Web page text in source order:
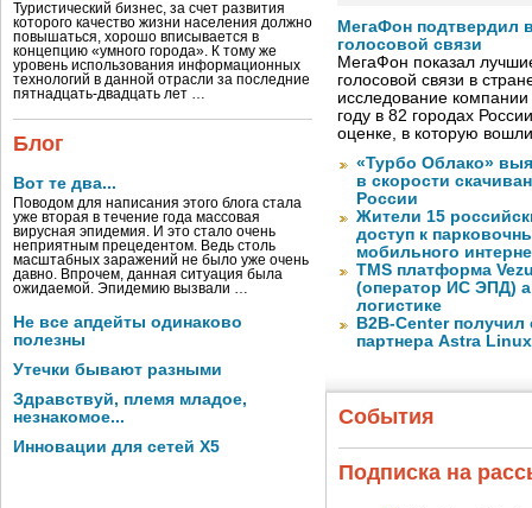
Туристический бизнес, за счет развития
которого качество жизни населения должно
повышаться, хорошо вписывается в
концепцию «умного города». К тому же
уровень использования информационных
технологий в данной отрасли за последние
пятнадцать-двадцать лет …
Блог
Вот те два...
Поводом для написания этого блога стала
уже вторая в течение года массовая
вирусная эпидемия. И это стало очень
неприятным прецедентом. Ведь столь
масштабных заражений не было уже очень
давно. Впрочем, данная ситуация была
ожидаемой. Эпидемию вызвали …
Не все апдейты одинаково
полезны
Утечки бывают разными
Здравствуй, племя младое,
незнакомое...
Инновации для сетей X5
МегаФон подтвердил
голосовой связи
МегаФон показал
голосовой связи в
исследование
году в 82 городах
оценке, в которую
«Турбо Облако»
в скорости
России
Жители 15
доступ к
мобильного
TMS платформа
(оператор ИС ЭПД)
логистике
B2B-Center получил
партнера Astra Linux
События
Подписка на